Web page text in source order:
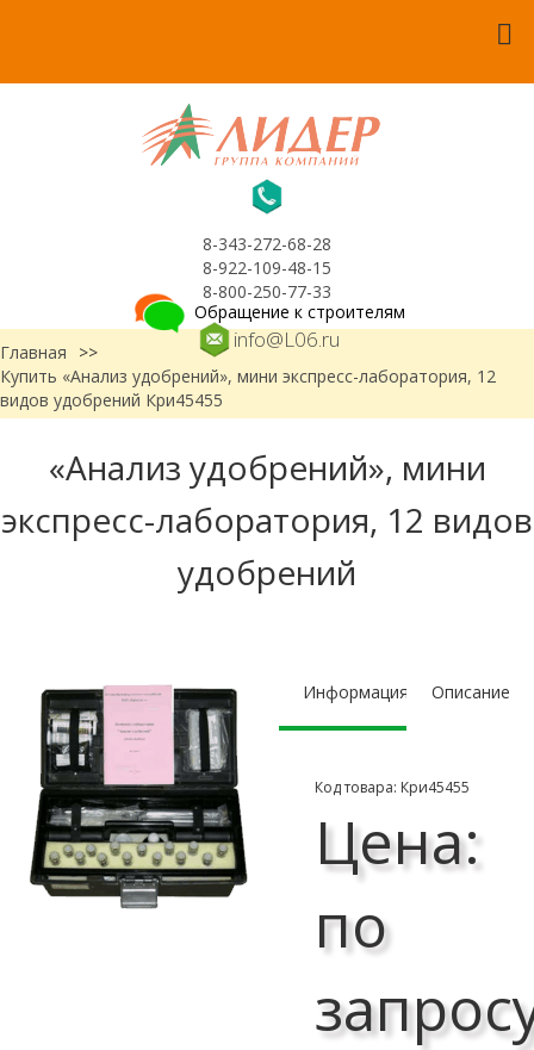
8-343-272-68-28
8-922-109-48-15
8-800-250-77-33
info@L06.ru
Обращение к строителям
Главная
>>
Купить «Анализ удобрений», мини экспресс-лаборатория, 12
видов удобрений Кри45455
«Анализ удобрений», мини
экспресс-лаборатория, 12 видов
удобрений
Информация Описание
Код товара: Кри45455
Цена:
по